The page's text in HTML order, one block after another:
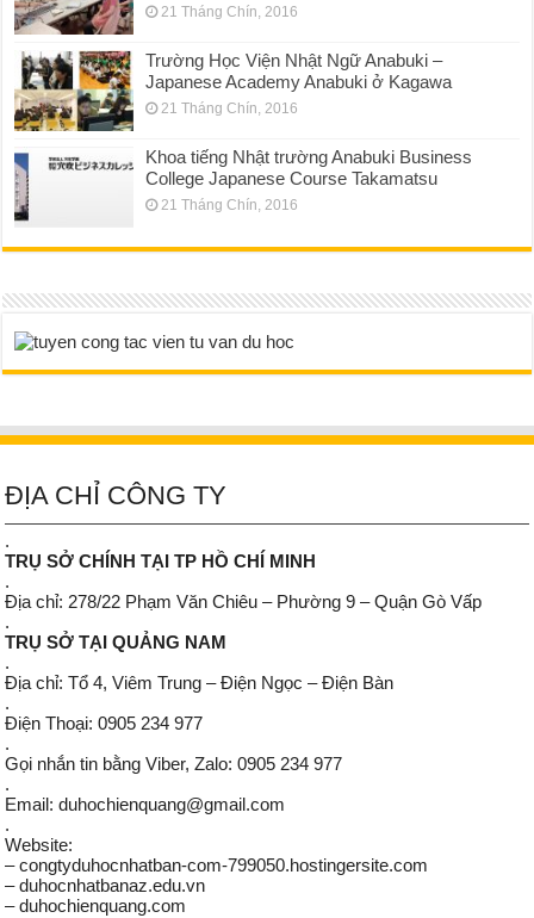
21 Tháng Chín, 2016
Trường Học Viện Nhật Ngữ Anabuki –
Japanese Academy Anabuki ở Kagawa
21 Tháng Chín, 2016
Khoa tiếng Nhật trường Anabuki Business
College Japanese Course Takamatsu
21 Tháng Chín, 2016
ĐỊA CHỈ CÔNG TY
.
TRỤ SỞ CHÍNH TẠI TP HỒ CHÍ MINH
.
Địa chỉ: 278/22 Phạm Văn Chiêu – Phường 9 – Quận Gò Vấp
.
TRỤ SỞ TẠI QUẢNG NAM
.
Địa chỉ: Tổ 4, Viêm Trung – Điện Ngọc – Điện Bàn
.
Điện Thoại: 0905 234 977
.
Gọi nhắn tin bằng Viber, Zalo: 0905 234 977
.
Email: duhochienquang@gmail.com
.
Website:
– congtyduhocnhatban-com-799050.hostingersite.com
– duhocnhatbanaz.edu.vn
– duhochienquang.com